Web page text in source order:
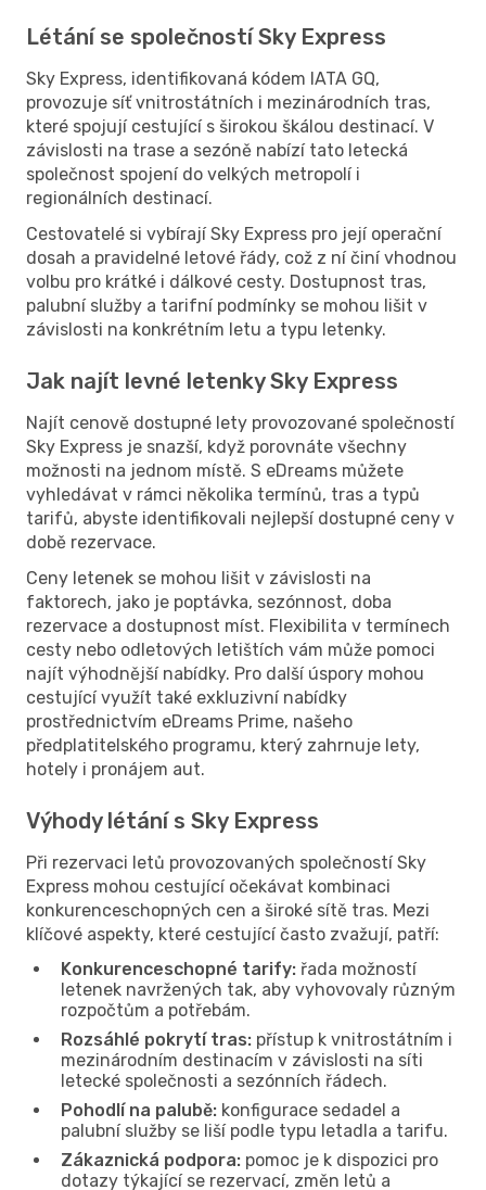
Létání se společností Sky Express
Sky Express, identifikovaná kódem IATA GQ,
provozuje síť vnitrostátních i mezinárodních tras,
které spojují cestující s širokou škálou destinací. V
závislosti na trase a sezóně nabízí tato letecká
společnost spojení do velkých metropolí i
regionálních destinací.
Cestovatelé si vybírají Sky Express pro její operační
dosah a pravidelné letové řády, což z ní činí vhodnou
volbu pro krátké i dálkové cesty. Dostupnost tras,
palubní služby a tarifní podmínky se mohou lišit v
závislosti na konkrétním letu a typu letenky.
Jak najít levné letenky Sky Express
Najít cenově dostupné lety provozované společností
Sky Express je snazší, když porovnáte všechny
možnosti na jednom místě. S eDreams můžete
vyhledávat v rámci několika termínů, tras a typů
tarifů, abyste identifikovali nejlepší dostupné ceny v
době rezervace.
Ceny letenek se mohou lišit v závislosti na
faktorech, jako je poptávka, sezónnost, doba
rezervace a dostupnost míst. Flexibilita v termínech
cesty nebo odletových letištích vám může pomoci
najít výhodnější nabídky. Pro další úspory mohou
cestující využít také exkluzivní nabídky
prostřednictvím eDreams Prime, našeho
předplatitelského programu, který zahrnuje lety,
hotely i pronájem aut.
Výhody létání s Sky Express
Při rezervaci letů provozovaných společností Sky
Express mohou cestující očekávat kombinaci
konkurenceschopných cen a široké sítě tras. Mezi
klíčové aspekty, které cestující často zvažují, patří:
Konkurenceschopné tarify: řada možností
letenek navržených tak, aby vyhovovaly různým
rozpočtům a potřebám.
Rozsáhlé pokrytí tras: přístup k vnitrostátním i
mezinárodním destinacím v závislosti na síti
letecké společnosti a sezónních řádech.
Pohodlí na palubě: konfigurace sedadel a
palubní služby se liší podle typu letadla a tarifu.
Zákaznická podpora: pomoc je k dispozici pro
dotazy týkající se rezervací, změn letů a